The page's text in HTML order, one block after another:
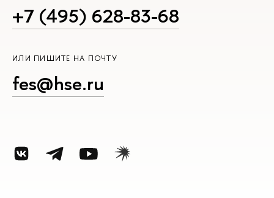
+7 (495) 628-83-68
ИЛИ ПИШИТЕ НА ПОЧТУ
fes@hse.ru